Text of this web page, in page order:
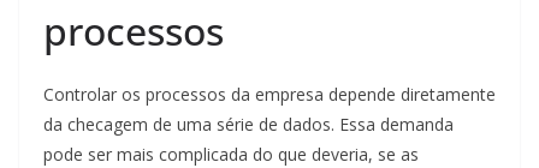
processos
Controlar os processos da empresa depende diretamente
da checagem de uma série de dados. Essa demanda
pode ser mais complicada do que deveria, se as